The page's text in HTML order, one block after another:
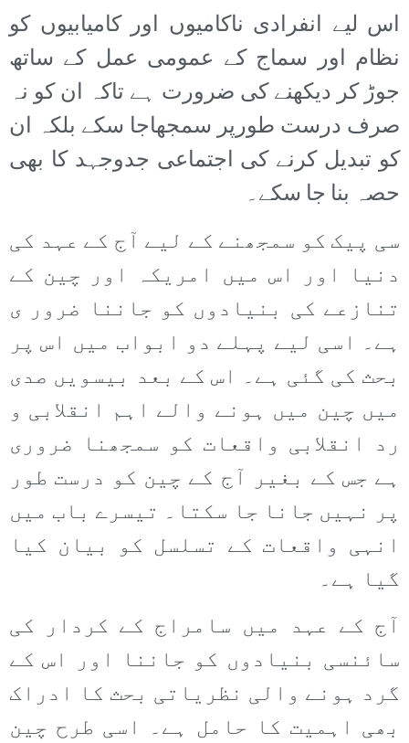
اس لیے انفرادی ناکامیوں اور کامیابیوں کو
نظام اور سماج کے عمومی عمل کے ساتھ
جوڑ کر دیکھنے کی ضرورت ہے تاکہ ان کو نہ
صرف درست طورپر سمجھاجا سکے بلکہ ان
کو تبدیل کرنے کی اجتماعی جدوجہد کا بھی
حصہ بنا جا سکے۔
سی پیک کو سمجھنے کے لیے آج کے عہد کی
دنیا اور اس میں امریکہ اور چین کے
تنازعے کی بنیادوں کو جاننا ضرور ی
ہے۔ اسی لیے پہلے دو ابواب میں اس پر
بحث کی گئی ہے۔ اس کے بعد بیسویں صدی
میں چین میں ہونے والے اہم انقلابی و
رد انقلابی واقعات کو سمجھنا ضروری
ہے جس کے بغیر آج کے چین کو درست طور
پر نہیں جانا جا سکتا۔ تیسرے باب میں
انہی واقعات کے تسلسل کو بیان کیا
گیا ہے۔
آج کے عہد میں سامراج کے کردار کی
سائنسی بنیادوں کو جاننا اور اس کے
گرد ہونے والی نظریاتی بحث کا ادراک
بھی اہمیت کا حامل ہے۔ اسی طرح چین